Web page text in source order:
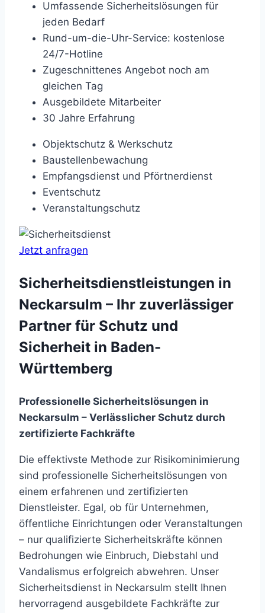
Umfassende Sicherheitslösungen für
jeden Bedarf
Rund-um-die-Uhr-Service: kostenlose
24/7-Hotline
Zugeschnittenes Angebot noch am
gleichen Tag
Ausgebildete Mitarbeiter
30 Jahre Erfahrung
Objektschutz & Werkschutz
Baustellenbewachung
Empfangsdienst und Pförtnerdienst
Eventschutz
Veranstaltungschutz
Jetzt anfragen
Sicherheitsdienstleistungen in
Neckarsulm – Ihr zuverlässiger
Partner für Schutz und
Sicherheit in Baden-
Württemberg
Professionelle Sicherheitslösungen in
Neckarsulm – Verlässlicher Schutz durch
zertifizierte Fachkräfte
Die effektivste Methode zur Risikominimierung
sind professionelle Sicherheitslösungen von
einem erfahrenen und zertifizierten
Dienstleister. Egal, ob für Unternehmen,
öffentliche Einrichtungen oder Veranstaltungen
– nur qualifizierte Sicherheitskräfte können
Bedrohungen wie Einbruch, Diebstahl und
Vandalismus erfolgreich abwehren. Unser
Sicherheitsdienst in Neckarsulm stellt Ihnen
hervorragend ausgebildete Fachkräfte zur